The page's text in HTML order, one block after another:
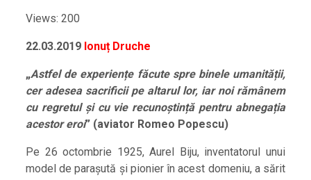
Views: 200
22.03.2019 Ionuț Druche
„Astfel de experiențe făcute spre binele umanității,
cer adesea sacrificii pe altarul lor, iar noi rămânem
cu regretul și cu vie recunoștință pentru abnegația
acestor eroi” (aviator Romeo Popescu)
Pe 26 octombrie 1925, Aurel Biju, inventatorul unui
model de parașută și pionier în acest domeniu, a sărit